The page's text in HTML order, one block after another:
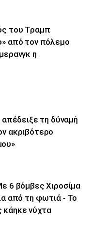
του Τραμπ
από τον πόλεμο
η
απέδειξε τη δύναμή
ακριβότερο
6 βόμβες Χιροσίμα
από τη φωτιά - Το
κάηκε νύχτα